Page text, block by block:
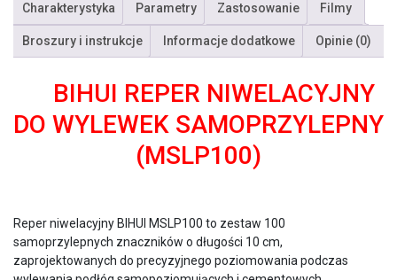
Charakterystyka Parametry Zastosowanie Filmy
Broszury i instrukcje Informacje dodatkowe Opinie (0)
BIHUI REPER NIWELACYJNY
DO WYLEWEK SAMOPRZYLEPNY
(MSLP100)
Reper niwelacyjny BIHUI MSLP100 to zestaw 100
samoprzylepnych znaczników o długości 10 cm,
zaprojektowanych do precyzyjnego poziomowania podczas